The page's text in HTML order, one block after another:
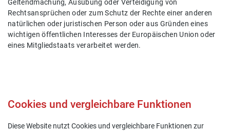
Geltendmachung, Ausübung oder Verteidigung von
Rechtsansprüchen oder zum Schutz der Rechte einer anderen
natürlichen oder juristischen Person oder aus Gründen eines
wichtigen öffentlichen Interesses der Europäischen Union oder
eines Mitgliedstaats verarbeitet werden.
Cookies und vergleichbare Funktionen
Diese Website nutzt Cookies und vergleichbare Funktionen zur